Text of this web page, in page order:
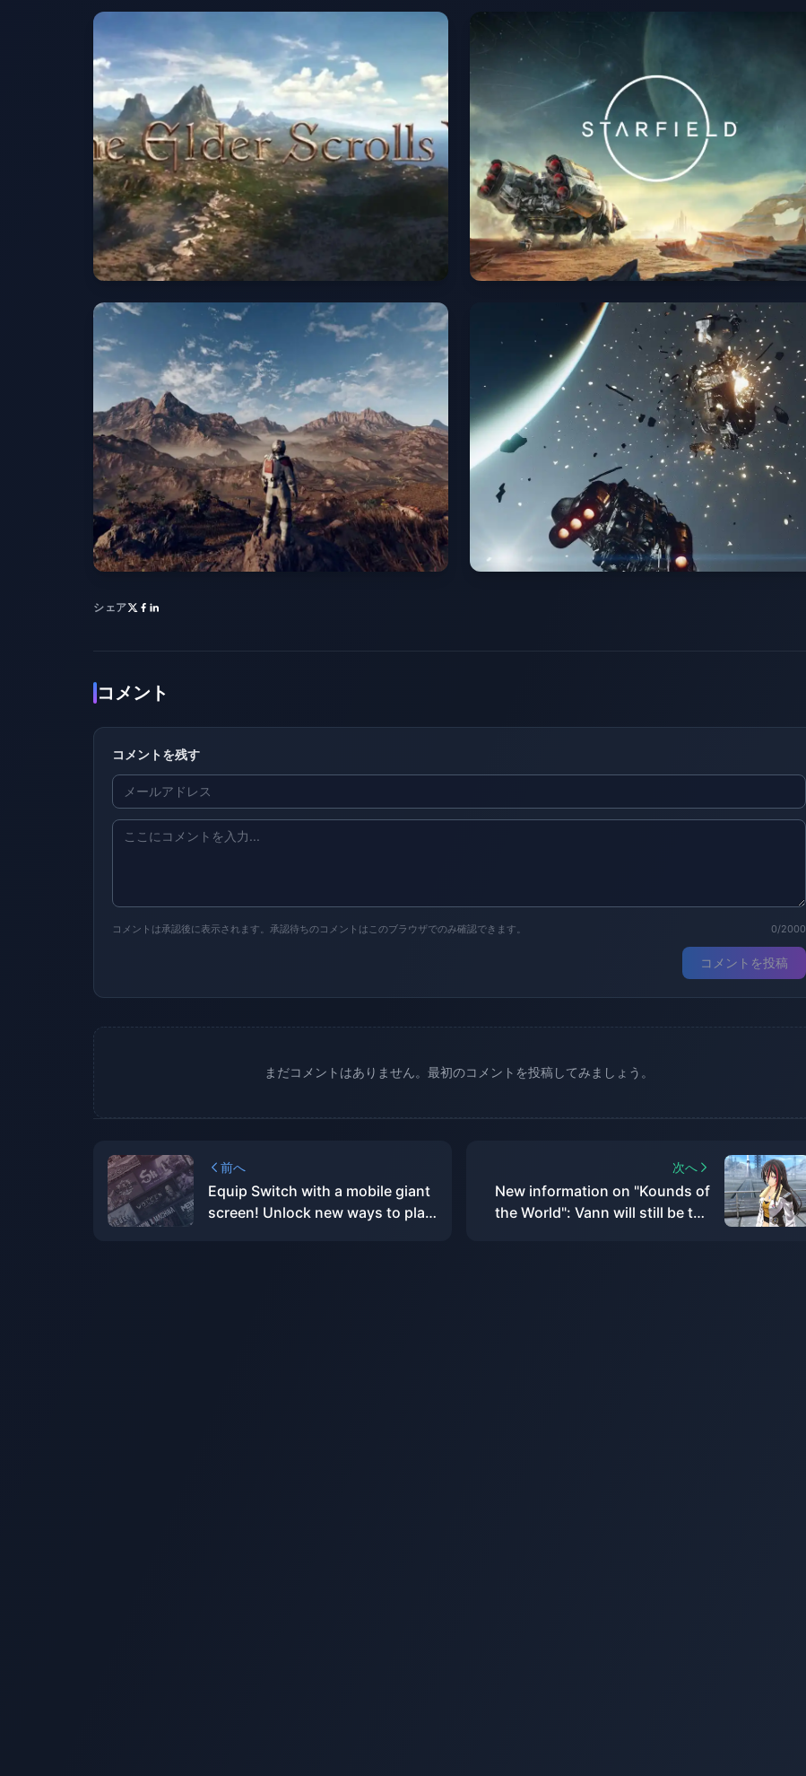
シェア
コメント
コメントを残す
コメントは承認後に表示されます。承認待ちのコメントはこのブラウザでのみ確認できます。 0/2000
コメントを投稿
まだコメントはありません。最初のコメントを投稿してみましょう。
前へ
Equip Switch with a mobile giant
screen! Unlock new ways to play
次へ
New information on "Kounds of
the World": Vann will still be the